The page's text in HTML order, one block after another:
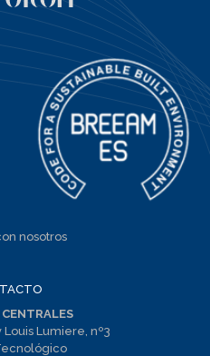
nosotros
Lumiere, nº3